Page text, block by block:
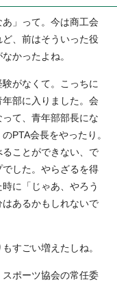
」って。今は商工会
、前はそういった役
かったよね。
がなくて。こっちに
部に入りました。会
て、青年部部長にな
PTA会長をやったり。
ことができない、で
した。やらざるを得
に「じゃあ、やろう
あるかもしれないで
すごい増えたしね。
ポーツ協会の常任委